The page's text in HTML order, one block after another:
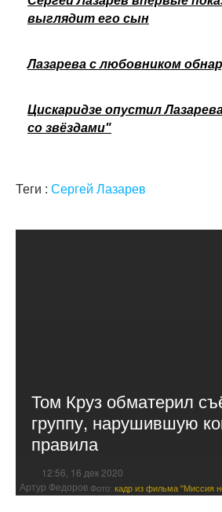
выглядит его сын
Лазарева с любовником
Цискаридзе опустил
со звёздами"
Теги : Сергей Лазарев
Том Круз обматерил
группу, нарушившую
правила
12:56, 16 дек 2020
Артур Федоров Фото: кадр из фильма "Миссия